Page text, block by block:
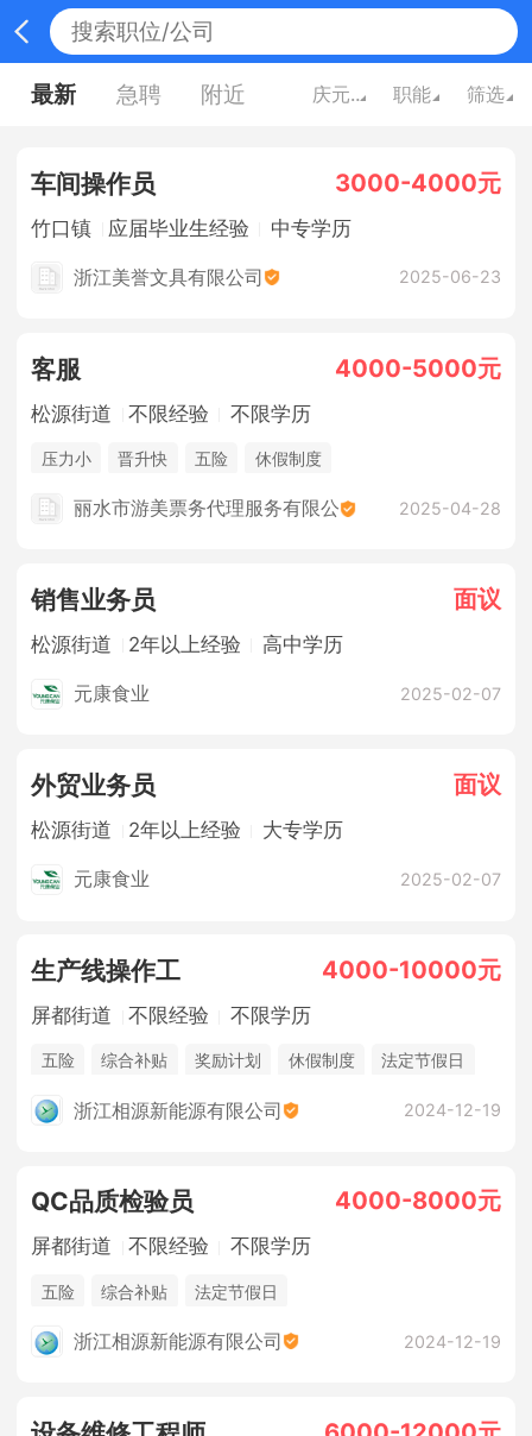
最新 急聘 附近 庆元县 职能 筛选
车间操作员 3000-4000元
竹口镇 应届毕业生经验 中专学历
浙江美誉文具有限公司 2025-06-23
客服 4000-5000元
松源街道 不限经验 不限学历
压力小 晋升快 五险 休假制度
丽水市游美票务代理服务有限公 2025-04-28
销售业务员 面议
松源街道 2年以上经验 高中学历
元康食业 2025-02-07
外贸业务员 面议
松源街道 2年以上经验 大专学历
元康食业 2025-02-07
生产线操作工 4000-10000元
屏都街道 不限经验 不限学历
五险 综合补贴 奖励计划 休假制度 法定节假日
浙江相源新能源有限公司 2024-12-19
QC品质检验员 4000-8000元
屏都街道 不限经验 不限学历
五险 综合补贴 法定节假日
浙江相源新能源有限公司 2024-12-19